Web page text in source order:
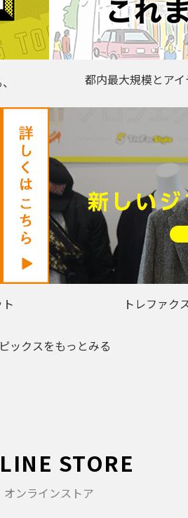
都内最大規模とア
トレファク
ックスをもっとみる
STORE
オンラインストア